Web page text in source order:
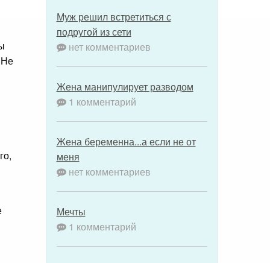
Не
Муж решил встретиться с
подругой из сети
нет комментариев
Жена манипулирует разводом
1 комментарий
Жена беременна...а если не от
меня
нет комментариев
Мечты
1 комментарий